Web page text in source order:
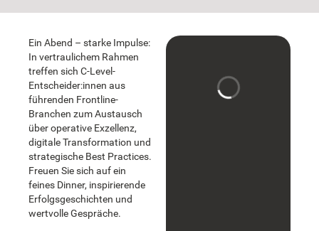
Ein Abend – starke Impulse:
In vertraulichem Rahmen
treffen sich C-Level-
Entscheider:innen aus
führenden Frontline-
Branchen zum Austausch
über operative Exzellenz,
digitale Transformation und
strategische Best Practices.
Freuen Sie sich auf ein
feines Dinner, inspirierende
Erfolgsgeschichten und
wertvolle Gespräche.